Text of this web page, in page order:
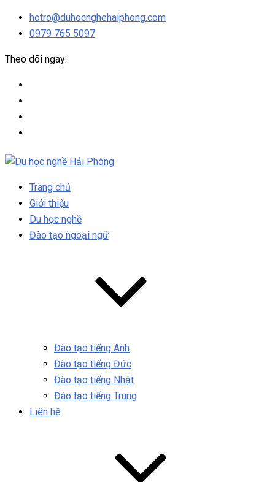
hotro@duhocnghehaiphong.com
0979 765 5097
Theo dõi ngay:
Trang chủ
Giới thiệu
Du học nghề
Đào tạo ngoại ngữ
Đào tạo tiếng Anh
Đào tạo tiếng Đức
Đào tạo tiếng Nhật
Đào tạo tiếng Trung
Liên hệ